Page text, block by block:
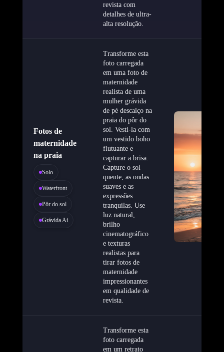
revista com
detalhes de ultra-
alta resolução.
Fotos de
maternidade
na praia
Solo
Waterfront
Pôr do sol
Grávida Ai
Transforme esta
foto carregada
em uma foto de
maternidade
realista de uma
mulher grávida
de pé descalço na
praia do pôr do
sol. Vesti-la com
um vestido boho
flutuante e
capturar a brisa.
Capture o sol
quente, as ondas
suaves e as
expressões
tranquilas. Use
luz natural,
brilho
cinematográfico
e texturas
realistas para
tirar fotos de
maternidade
impressionantes
em qualidade de
revista.
Transforme esta
foto carregada
em um retrato